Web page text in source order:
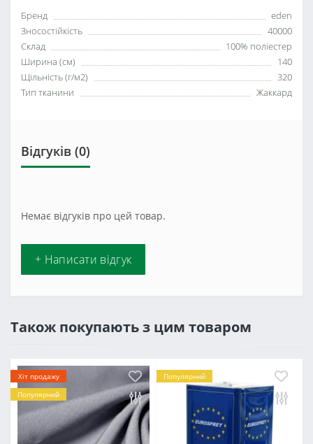
Бренд
eden
Зносостійкість
40000
Склад
100% поліестер
Ширина (см)
140
Щільність (г/м2)
320
Тип тканини
Жаккард
Відгуків (0)
Немає відгуків про цей товар.
+ Написати відгук
Також покупають з цим товаром
Хіт продажу
Популярний
Популярний